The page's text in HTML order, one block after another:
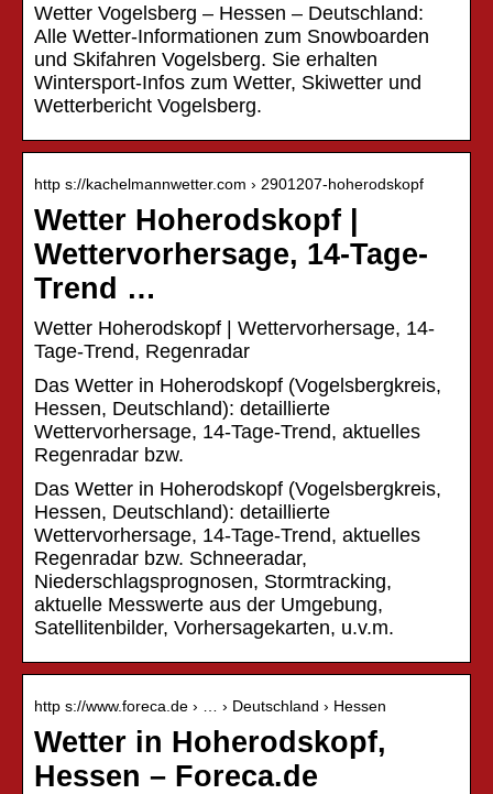
Wetter Vogelsberg – Hessen – Deutschland:
Alle Wetter-Informationen zum Snowboarden
und Skifahren Vogelsberg. Sie erhalten
Wintersport-Infos zum Wetter, Skiwetter und
Wetterbericht Vogelsberg.
http s://kachelmannwetter.com › 2901207-hoherodskopf
Wetter Hoherodskopf |
Wettervorhersage, 14-Tage-
Trend …
Wetter Hoherodskopf | Wettervorhersage, 14-
Tage-Trend, Regenradar
Das Wetter in Hoherodskopf (Vogelsbergkreis,
Hessen, Deutschland): detaillierte
Wettervorhersage, 14-Tage-Trend, aktuelles
Regenradar bzw.
Das Wetter in Hoherodskopf (Vogelsbergkreis,
Hessen, Deutschland): detaillierte
Wettervorhersage, 14-Tage-Trend, aktuelles
Regenradar bzw. Schneeradar,
Niederschlagsprognosen, Stormtracking,
aktuelle Messwerte aus der Umgebung,
Satellitenbilder, Vorhersagekarten, u.v.m.
http s://www.foreca.de › … › Deutschland › Hessen
Wetter in Hoherodskopf,
Hessen – Foreca.de